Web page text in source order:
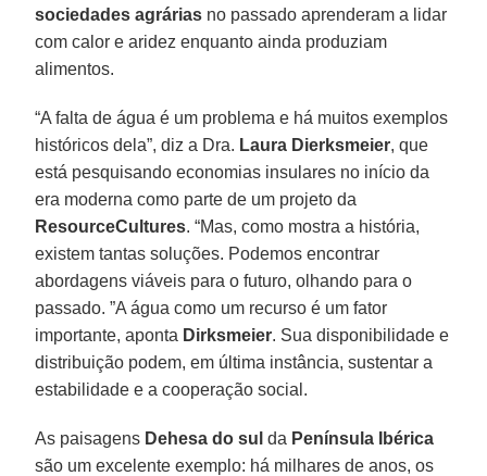
sociedades agrárias no passado aprenderam a lidar
com calor e aridez enquanto ainda produziam
alimentos.
“A falta de água é um problema e há muitos exemplos
históricos dela”, diz a Dra. Laura Dierksmeier, que
está pesquisando economias insulares no início da
era moderna como parte de um projeto da
ResourceCultures. “Mas, como mostra a história,
existem tantas soluções. Podemos encontrar
abordagens viáveis para o futuro, olhando para o
passado. ”A água como um recurso é um fator
importante, aponta Dirksmeier. Sua disponibilidade e
distribuição podem, em última instância, sustentar a
estabilidade e a cooperação social.
As paisagens Dehesa do sul da Península Ibérica
são um excelente exemplo: há milhares de anos, os